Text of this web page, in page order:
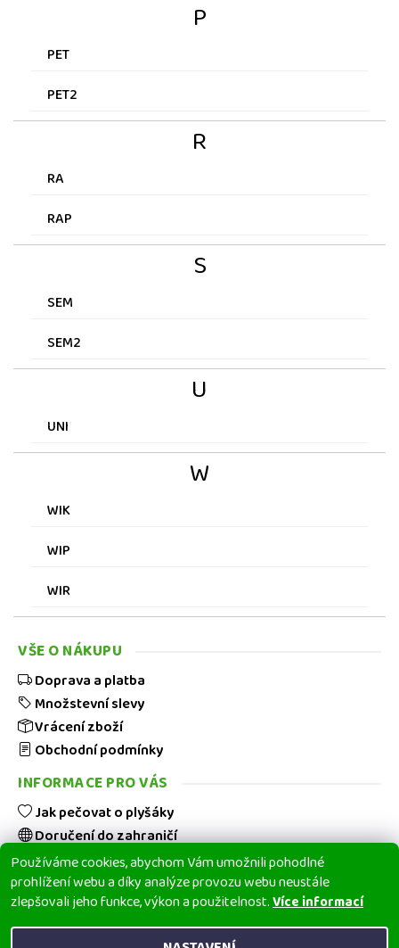
P
PET
PET2
R
RA
RAP
S
SEM
SEM2
U
UNI
W
WIK
WIP
WIR
Používáme cookies, abychom Vám umožnili pohodlné
prohlížení webu a díky analýze provozu webu neustále
zlepšovali jeho funkce, výkon a použitelnost.Více informací
VŠE O NÁKUPU
Doprava a platba
Množstevní slevy
Vrácení zboží
Obchodní podmínky
INFORMACE PRO VÁS
Jak pečovat o plyšáky
Doručení do zahraničí
Hodnocení obchodu
Blog
Kontakt